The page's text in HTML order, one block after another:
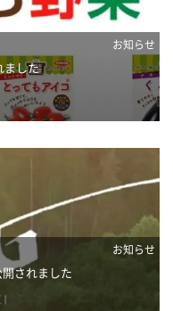
お知らせ
ました
お知らせ
されました